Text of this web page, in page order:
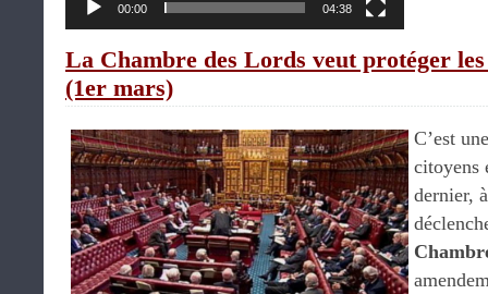
00:00 04:38
La Chambre des Lords veut protéger
(1er mars)
C’est
citoyens
dernier,